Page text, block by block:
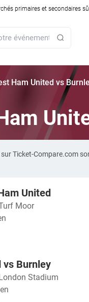
primaires et secondaires
Ham United vs
Ticket-Compare.com
United
Moor
vs Burnley
London Stadium